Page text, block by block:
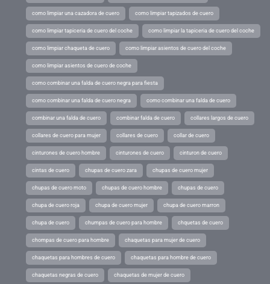
como limpiar una cazadora de cuero como limpiar tapizados de cuero
como limpiar tapiceria de cuero del coche como limpiar la tapiceria de cuero del coche
como limpiar chaqueta de cuero como limpiar asientos de cuero del coche
como limpiar asientos de cuero de coche
como combinar una falda de cuero negra para fiesta
como combinar una falda de cuero negra como combinar una falda de cuero
combinar una falda de cuero combinar falda de cuero collares largos de cuero
collares de cuero para mujer collares de cuero collar de cuero
cinturones de cuero hombre cinturones de cuero cinturon de cuero
cintas de cuero chupas de cuero zara chupas de cuero mujer
chupas de cuero moto chupas de cuero hombre chupas de cuero
chupa de cuero roja chupa de cuero mujer chupa de cuero marron
chupa de cuero chumpas de cuero para hombre chquetas de cuero
chompas de cuero para hombre chaquetas para mujer de cuero
chaquetas para hombres de cuero chaquetas para hombre de cuero
chaquetas negras de cuero chaquetas de mujer de cuero